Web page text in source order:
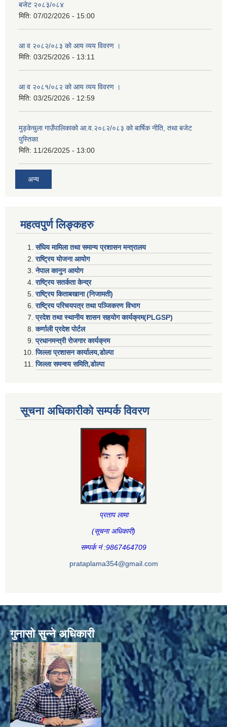
बजेट २०८३/०८४
मिति: 07/02/2026 - 15:00
आ व २०८२/०८३ को आय व्यय विवरण ।
मिति: 03/25/2026 - 13:11
आ व २०८१/०८२ को आय व्यय विवरण ।
मिति: 03/25/2026 - 12:59
मुड्केचुला गाउँपालिकाको आ.व.२०८२/०८३ को बार्षिक नीति, तथा बजेट
पुस्तिका
मिति: 11/26/2025 - 13:00
अन्य
महत्वपुर्ण लिङ्कहरु
संघिय मामिला तथा समान्य प्रशासन मन्त्रालय
राष्ट्रिय योजना आयोग
नेपाल कानुन आयोग
राष्ट्रिय सतर्कता केन्द्र
राष्ट्रिय किताबखाना (निजामती)
राष्ट्रिय परिचयपत्र तथा पञ्जिकरण विभाग
प्रदेश तथा स्थानीय शासन सहयाेग कार्यक्रम(PLGSP)
कर्णाली प्रदेश पोर्टल
प्रधानमन्त्री राेजगार कार्यक्रम
जिल्ला प्रशासन कार्यालय,डोल्पा
जिल्ला समन्वय समिति,डोल्प
सूचना अधिकारीकाे सम्पर्क विवरण
प्रताप लामा
(सूचना अधिकारी)
सम्पर्क नं :9867464709
prataplama354@gmail.com
गुनासो सुन्ने अधिकारी